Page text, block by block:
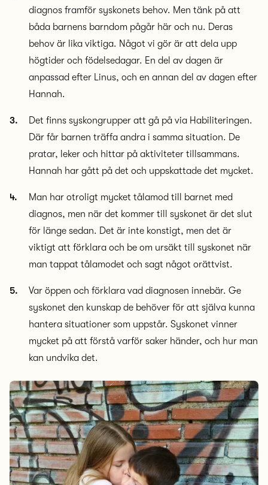
diagnos framför syskonets behov. Men tänk på att
båda barnens barndom pågår här och nu. Deras
behov är lika viktiga. Något vi gör är att dela upp
högtider och födelsedagar. En del av dagen är
anpassad efter Linus, och en annan del av dagen efter
Hannah.
Det finns syskongrupper att gå på via Habiliteringen.
Där får barnen träffa andra i samma situation. De
pratar, leker och hittar på aktiviteter tillsammans.
Hannah har gått på det och uppskattade det mycket.
Man har otroligt mycket tålamod till barnet med
diagnos, men när det kommer till syskonet är det slut
för länge sedan. Det är inte konstigt, men det är
viktigt att förklara och be om ursäkt till syskonet när
man tappat tålamodet och sagt något orättvist.
Var öppen och förklara vad diagnosen innebär. Ge
syskonet den kunskap de behöver för att själva kunna
hantera situationer som uppstår. Syskonet vinner
mycket på att förstå varför saker händer, och hur man
kan undvika det.